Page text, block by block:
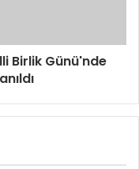
Birlik Günü'nde